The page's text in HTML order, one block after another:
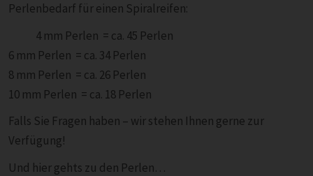
Perlenbedarf für einen Spiralreifen:
4 mm Perlen = ca. 45 Perlen
6 mm Perlen = ca. 34 Perlen
8 mm Perlen = ca. 26 Perlen
10 mm Perlen = ca. 18 Perlen
Falls Sie Fragen haben – wir stehen Ihnen gerne zur
Verfügung!
Und hier gehts zu den Perlen…